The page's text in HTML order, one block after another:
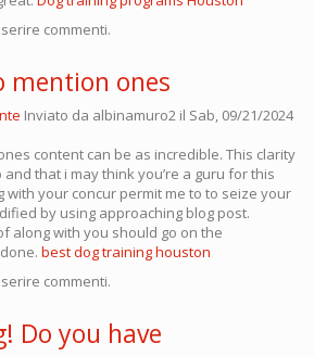
commenti.
mention ones
Inviato da albinamuro2 il Sab, 09/21/2024
content can be as incredible. This clarity
that i may think you’re a guru for this
with your concur permit me to to seize your
by using approaching blog post.
along with you should go on the
best dog training houston
commenti.
Do you have